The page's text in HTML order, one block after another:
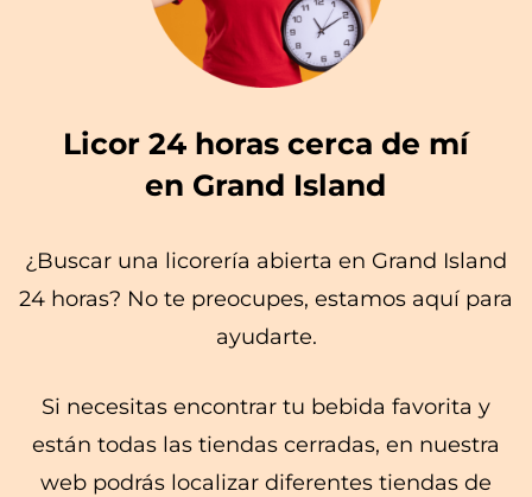
Licor 24 horas cerca de mí
en Grand Island
¿Buscar una licorería abierta en Grand Island
24 horas? No te preocupes, estamos aquí para
ayudarte.
Si necesitas encontrar tu bebida favorita y
están todas las tiendas cerradas, en nuestra
web podrás localizar diferentes tiendas de